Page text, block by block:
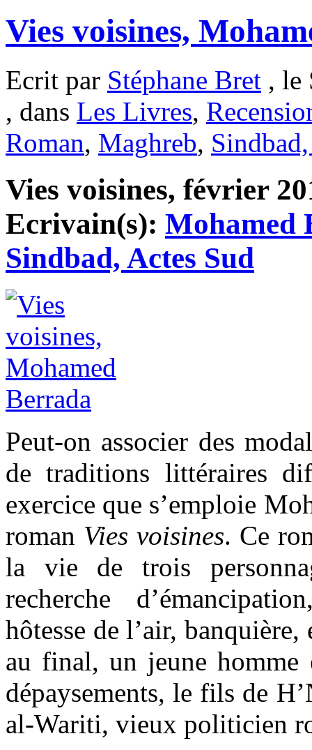
Vies voisines,
Ecrit par Stéphane Bret , le
, dans Les Livres,
Roman, Maghreb,
Vies voisines, février
Ecrivain(s): Mohamed
Sindbad, Actes Sud
Peut-on associer des
de traditions littéraires
exercice que s’emploie
roman Vies voisines. Ce
la vie de trois
recherche
hôtesse de l’air,
au final, un jeune homme
dépaysements, le fils de
al-Wariti, vieux politicien